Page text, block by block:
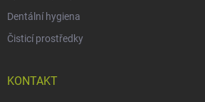
Dentální hygiena
Čisticí prostředky
KONTAKT